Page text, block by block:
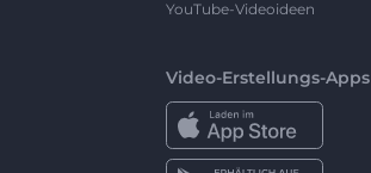
YouTube-Videoideen
Video-Erstellungs-Apps